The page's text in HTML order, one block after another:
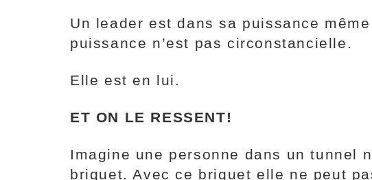
Un leader est dans sa puissance
puissance n’est pas circonstancielle.
Elle est en lui.
ET ON LE RESSENT!
Imagine une personne dans un tunnel
briquet. Avec ce briquet elle ne peut